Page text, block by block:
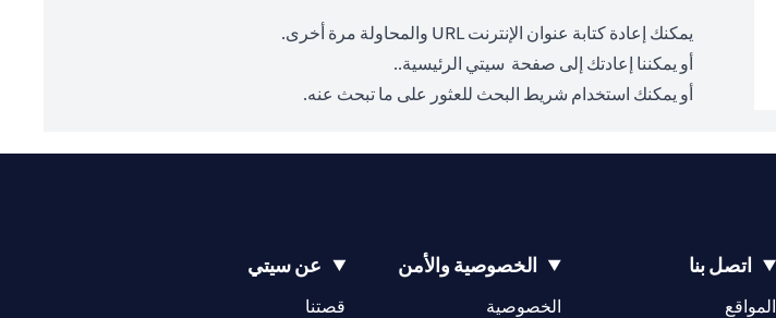
يمكنك إعادة كتابة عنوان الإنترنت URL والمحاولة مرة أخرى.
أو يمكننا إعادتك إلى صفحة سيتي الرئيسية..
أو يمكنك استخدام شريط البحث للعثور على ما تبحث عنه.
اتصل بنا
المواقع
(opens in a new tab)
الخصوصية والأمن
الخصوصية
عن سيتي
قصتنا
(opens in a new tab)